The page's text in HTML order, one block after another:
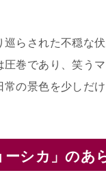
巡らされた不穏な
圧巻であり、笑う
の景色を少しだ
ーシカ」のあ